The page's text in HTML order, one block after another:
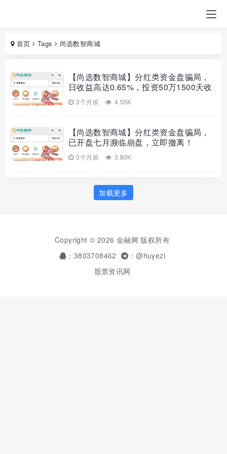
首页 Tags 尚选数智商城
【尚选数智商城】分红类资金盘骗局，
日收益高达0.65%，投资50万1500天收
益高达487万，即将崩盘跑路！
3个月前 4.55K
【尚选数智商城】分红类资金盘骗局，
已开盘七月濒临崩盘，立即撤离！
3个月前 3.80K
加载更多
Copyright © 2026 金融网 版权所有
：3803708462
：@huyezi
股票资讯网